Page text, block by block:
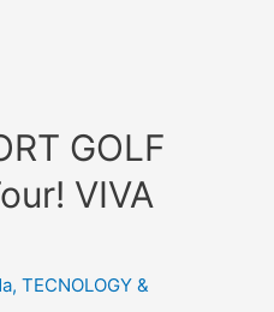
GOLF
VIVA
, TECNOLOGY &